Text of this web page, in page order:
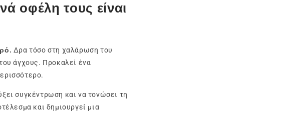
οφέλη τους είναι
Δρα τόσο στη χαλάρωση του
άγχους. Προκαλεί ένα
συγκέντρωση και να τονώσει τη
και δημιουργεί μια